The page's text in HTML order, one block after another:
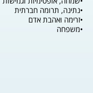
•נתינה, תרומה חברתית
•זרימה ואהבת אדם
•משפחה